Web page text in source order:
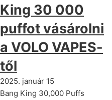
King 30 000
puffot vásárolni
a VOLO VAPES-
től
2025. január 15
Bang King 30,000 Puffs